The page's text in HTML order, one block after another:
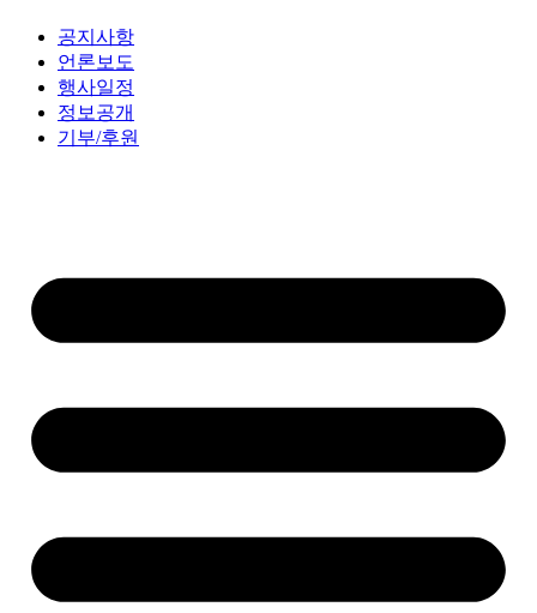
공지사항
언론보도
행사일정
정보공개
기부/후원